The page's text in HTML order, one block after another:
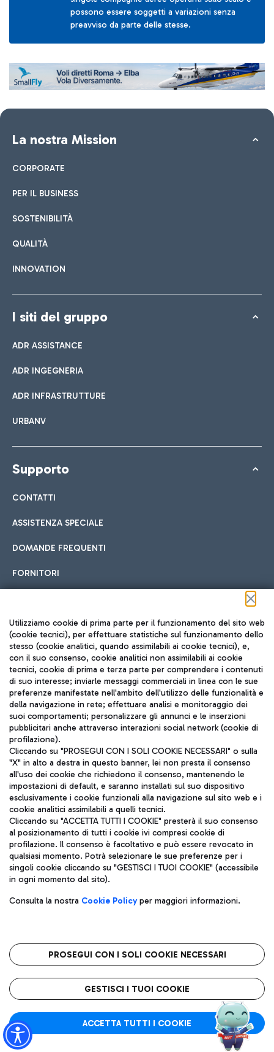
possono essere soggetti a variazioni senza
preavviso da parte delle stesse.
La nostra Mission
CORPORATE
PER IL BUSINESS
SOSTENIBILITÀ
QUALITÀ
INNOVATION
I siti del gruppo
ADR ASSISTANCE
ADR INGEGNERIA
ADR INFRASTRUTTURE
URBANV
Supporto
CONTATTI
ASSISTENZA SPECIALE
DOMANDE FREQUENTI
FORNITORI
Seguici sui social
TRAVEL JOURNAL
ITA
Aeroporti di Roma S.p.A. - Società soggetta a direzione e
coordinamento di Mundys S.p.A.
Codice fiscale e Registro delle Imprese di Roma 13032990155 P.
IVA 06572251004
Capitale sociale 62.224.743,00 int. vers.
Sede legale: Via Pier Paolo Racchetti 1 - 00054 Fiumicino (RM)
telefono +39 06 65951
Privacy policy
Note legali
L'aeroporto stellato
QUALITÀ SOSTENIBILITÀ INNOVAZIONE
Utilizziamo cookie di prima parte per il funzionamento del sito web
(cookie tecnici), per effettuare statistiche sul funzionamento dello
stesso (cookie analitici, quando assimilabili ai cookie tecnici), e,
con il suo consenso, cookie analitici non assimilabili ai cookie
tecnici, cookie di prima e terza parte per comprendere i contenuti
di suo interesse; inviarle messaggi commerciali in linea con le sue
preferenze manifestate nell'ambito dell'utilizzo delle funzionalità e
della navigazione in rete; effettuare analisi e monitoraggio dei
suoi comportamenti; personalizzare gli annunci e le inserzioni
pubblicitari anche attraverso interazioni social network (cookie di
profilazione).
Cliccando su "PROSEGUI CON I SOLI COOKIE NECESSARI" o sulla
"X" in alto a destra in questo banner, lei non presta il consenso
all'uso dei cookie che richiedono il consenso, mantenendo le
impostazioni di default, e saranno installati sul suo dispositivo
esclusivamente i cookie funzionali alla navigazione sul sito web e i
cookie analitici assimilabili a quelli tecnici.
Cliccando su "ACCETTA TUTTI I COOKIE" presterà il suo consenso
al posizionamento di tutti i cookie ivi compresi cookie di
profilazione. Il consenso è facoltativo e può essere revocato in
qualsiasi momento. Potrà selezionare le sue preferenze per i
singoli cookie cliccando su "GESTISCI I TUOI COOKIE" (accessibile
in ogni momento dal sito).
Consulta la nostra Cookie Policyper maggiori informazioni.
PROSEGUI CON I SOLI COOKIE NECESSARI
GESTISCI I TUOI COOKIE
ACCETTA TUTTI I COOKIE